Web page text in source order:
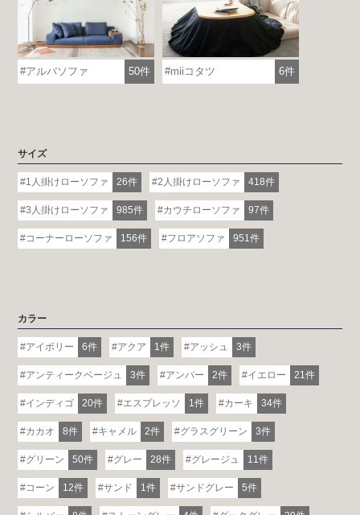
アルバソファ 50件 miiコタツ 6件
サイズ
1人掛けローソファ 26件 2人掛けローソファ 418件
3人掛けローソファ 985件 カウチローソファ 97件
コーナーローソファ 156件 フロアソファ 951件
カラー
アイボリー 6件 アクア 1件 アッシュ 3件
アンティークベージュ 3件 アンバー 2件 イエロー 21件
インディゴ 20件 エスプレッソ 1件 カーキ 34件
カカオ 8件 キャメル 2件 グラスグリーン 3件
グリーン 50件 グレー 28件 グレージュ 11件
コーン 12件 サンド 1件 サンドグレー 5件